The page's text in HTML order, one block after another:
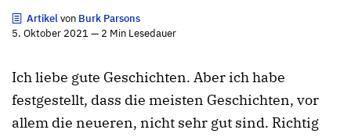
Artikelvon Burk Parsons
5. Oktober 2021 — 2 Min Lesedauer
Ich liebe gute Geschichten. Aber ich habe
festgestellt, dass die meisten Geschichten, vor
allem die neueren, nicht sehr gut sind. Richtig